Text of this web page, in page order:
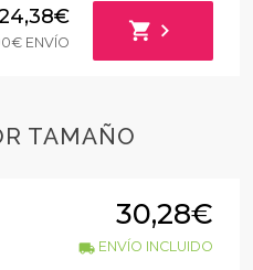
ENVÍO shopping_cart chevron_right
TAMAÑO
30,28€
local_shippingENVÍO INCLUIDO